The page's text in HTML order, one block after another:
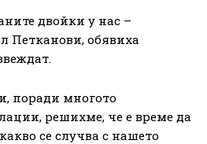
двойки у нас –
Петканови, обявиха
поради многото
решихме, че е време да
се случва с нашето